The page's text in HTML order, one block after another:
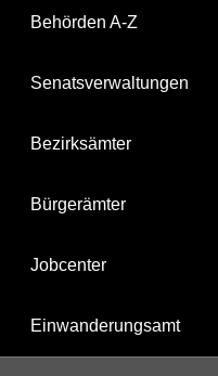
Behörden A-Z
Senatsverwaltungen
Bezirksämter
Bürgerämter
Jobcenter
Einwanderungsamt